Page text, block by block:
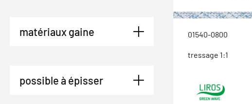
matériaux gaine
possible à épisser
01540-0800
tressage 1:1